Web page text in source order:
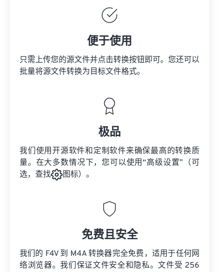
便于使用
只需上传您的源文件并点击转换按钮即可。您还可以
批量将源文件转换为目标文件格式。
极品
我们使用开源软件和定制软件来确保最高的转换质
量。在大多数情况下，您可以使用“高级设置”（可
选，查找
图标）。
免费且安全
我们的 F4V 到 M4A 转换器完全免费，适用于任何网
络浏览器。我们保证文件安全和隐私。文件受 256